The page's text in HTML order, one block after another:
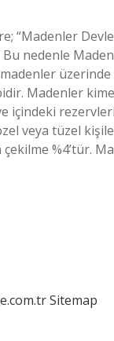
“Madenler
nedenle
madenler
Madenler kime
içindeki
veya tüzel
%4’tür.
Sitemap